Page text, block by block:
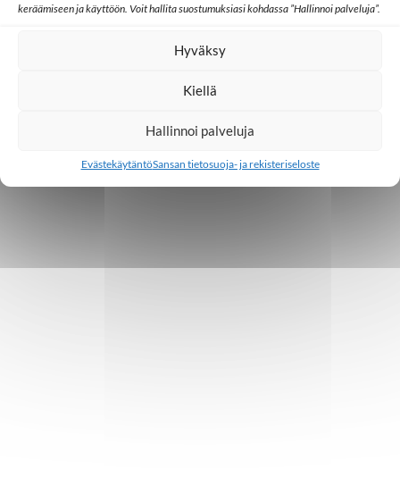
keräämiseen ja käyttöön. Voit hallita suostumuksiasi kohdassa ”Hallinnoi palveluja”.
Hyväksy
Kiellä
Hallinnoi palveluja
EvästekäytäntöSansan tietosuoja- ja rekisteriseloste